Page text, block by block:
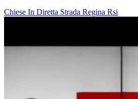
Chiese In Diretta Strada Regina Rsi